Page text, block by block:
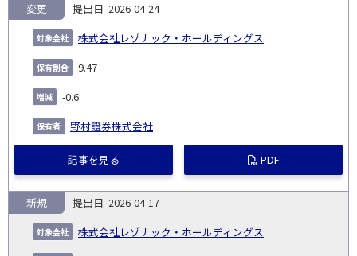
2026-04-24
株式会社レゾナック・ホールディングス
変更
9.47
-0.6
野村證券株式会社
記事を見る PDF
2026-04-17
株式会社レゾナック・ホールディングス
新規